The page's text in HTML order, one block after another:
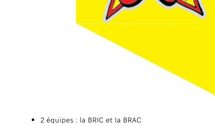
2 équipes : la BRIC et la BRAC